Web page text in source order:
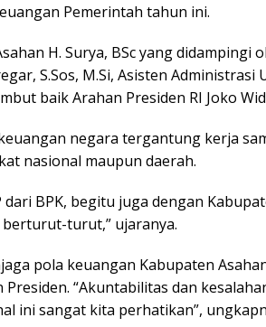
Pemerintah tahun ini.
H. Surya, BSc yang didampingi
S.Sos, M.Si, Asisten Administrasi
baik Arahan Presiden RI Joko
negara tergantung kerja
nasional maupun daerah.
BPK, begitu juga dengan
berturut-turut,” ujaranya.
pola keuangan Kabupaten
“Akuntabilitas dan
ini sangat kita perhatikan”,